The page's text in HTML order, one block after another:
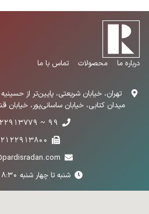
درباره ما محصولات تماس با ما
تهران، خیابان شریعتی، پایین‌تر از
میدان کتابی، خیابان ساسانی‌پور، خیابان قندی
99 ~ 02122913779
شنبه تا چهار شنبه 8:30 تا 17:00